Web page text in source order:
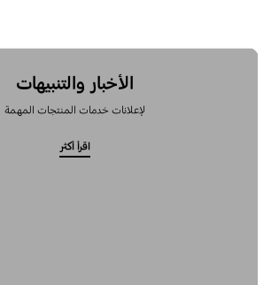
الأخبار والتنبيهات
لإعلانات خدمات المنتجات المهمة
اقرأ أكثر